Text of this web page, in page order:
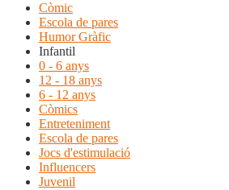
Còmic
Escola de pares
Humor Gràfic
Infantil
0 - 6 anys
12 - 18 anys
6 - 12 anys
Còmics
Entreteniment
Escola de pares
Jocs d'estimulació
Influencers
Juvenil